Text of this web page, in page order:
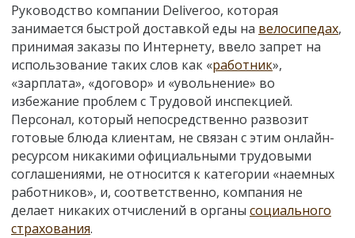
Руководство компании Deliveroo, которая
занимается быстрой доставкой еды на велосипедах,
принимая заказы по Интернету, ввело запрет на
использование таких слов как «работник»,
«зарплата», «договор» и «увольнение» во
избежание проблем с Трудовой инспекцией.
Персонал, который непосредственно развозит
готовые блюда клиентам, не связан с этим онлайн-
ресурсом никакими официальными трудовыми
соглашениями, не относится к категории «наемных
работников», и, соответственно, компания не
делает никаких отчислений в органы социального
страхования.